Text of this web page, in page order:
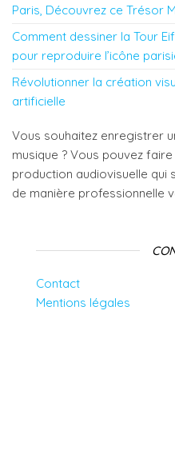
Paris, Découvrez ce Trésor
Comment dessiner la Tour
pour reproduire l’icône
Révolutionner la création
artificielle
Vous souhaitez enregistrer
musique ? Vous pouvez
production audiovisuelle qui
de manière professionnelle
Contact
Mentions légales